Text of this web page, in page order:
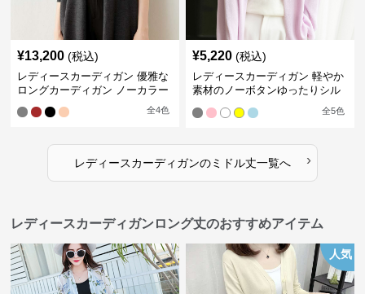
¥13,200 (税込)
レディースカーディガン 優雅な
ロングカーディガン ノーカラー
全4色
¥5,220 (税込)
レディースカーディガン 軽やか
素材のノーボタンゆったりシル
全5色
レディースカーディガンのミドル丈一覧へ ›
レディースカーディガンロング丈のおすすめアイテム
人気